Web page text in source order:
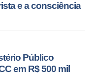
e a consciência
Público
em R$ 500 mil